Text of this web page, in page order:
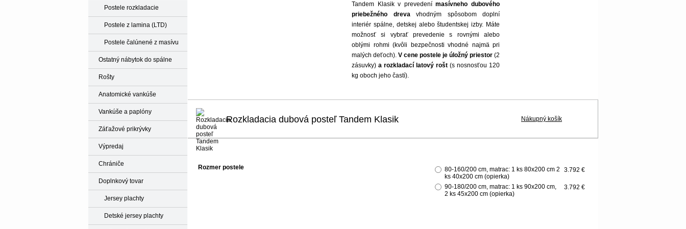
Tandem Klasik v prevedenímasívneho dubového
priebežného drevavhodným spôsobom doplní
interiér spálne, detskej alebo študentskej izby. Máte
možnosť si vybrať prevedenie s rovnými alebo
oblými rohmi (kvôli bezpečnosti vhodné najmä pri
malých deťoch). V cene postele je úložný priestor (2
zásuvky) a rozkladací latový rošt (s nosnosťou 120
kg oboch jeho častí).
Rozkladacia dubová posteľ Tandem Klasik Nákupný košík
Rozmer postele
80-160/200 cm, matrac: 1 ks 80x200 cm 2
ks 40x200 cm (opierka)
3.792 €
90-180/200 cm, matrac: 1 ks 90x200 cm,
2 ks 45x200 cm (opierka)
3.792 €
Postele rozkladacie
Postele z lamina (LTD)
Postele čalúnené z masívu
Ostatný nábytok do spálne
Rošty
Anatomické vankúše
Vankúše a paplóny
Záťažové prikrývky
Výpredaj
Chrániče
Doplnkový tovar
Jersey plachty
Detské jersey plachty